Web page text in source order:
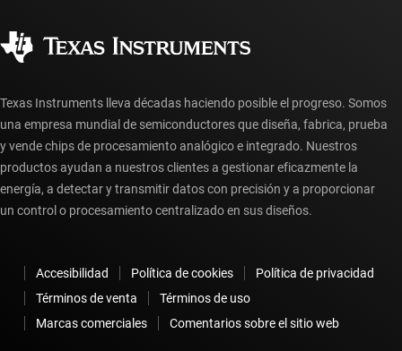
Preguntas frecuentes sobre la cuenta myTI
Texas Instruments lleva décadas haciendo posible el progreso. Somos
una empresa mundial de semiconductores que diseña, fabrica, prueba
y vende chips de procesamiento analógico e integrado. Nuestros
productos ayudan a nuestros clientes a gestionar eficazmente la
energía, a detectar y transmitir datos con precisión y a proporcionar
un control o procesamiento centralizado en sus diseños.
Accesibilidad Política de cookies
Política de privacidad
Términos de venta
Términos de uso
Marcas comerciales
Comentarios sobre el sitio web